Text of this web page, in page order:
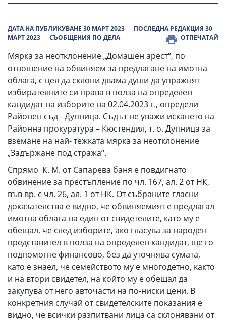
ДАТА НА ПУБЛИКУВАНЕ 30 МАРТ 2023
ПОСЛЕДНА РЕДАКЦИЯ 30
МАРТ 2023
СЪОБЩЕНИЯ ПО ДЕЛА ОТПЕЧАТАЙ
Мярка за неотклонение „Домашен арест“, по
отношение на обвиняем за предлагане на имотна
облага, с цел да склони двама души да упражнят
избирателните си права в полза на определен
кандидат на изборите на 02.04.2023 г., определи
Районен съд - Дупница. Съдът не уважи искането на
Районна прокуратура – Кюстендил, т. о. Дупница за
вземане на най- тежката мярка за неотклонение
„Задържане под стража“.
Спрямо К. М. от Сапарева баня е повдигнато
обвинение за престъпление по чл. 167, ал. 2 от НК,
във вр. с чл. 26, ал. 1 от НК. От събраните гласни
доказателства е видно, че обвиняемият е предлагал
имотна облага на един от свидетелите, като му е
обещал, че след изборите, ако гласува за народен
представител в полза на определен кандидат, ще го
подпомогне финансово, без да уточнява сумата,
като е знаел, че семейството му е многодетно, както
и на втори свидетел, на който му е обещал да
закупува от него авточасти на по-ниски цени. В
конкретния случай от свидетелските показания е
видно, че всички разпитвани лица са склонявани от